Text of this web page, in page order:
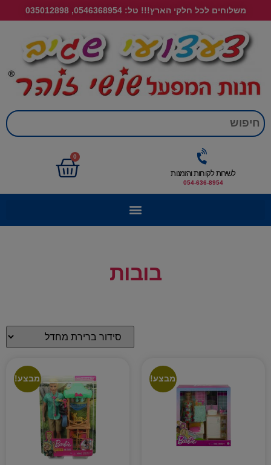
משלוחים לכל חלקי הארץ!!! טל: 0546368954, 035012898
לשירות לקוחות והזמנות
054-636-8954
0
בובות
מבצע! מבצע!